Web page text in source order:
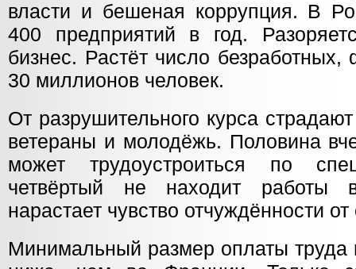
власти и бешеная коррупция. В
400 предприятий в год.
бизнес. Растёт число
30 миллионов человек.
От разрушительного курса
ветераны и молодёжь. Половина
может трудоустроиться по
четвёртый не находит
нарастает чувство отчуждённости
Минимальный размер оплаты труда